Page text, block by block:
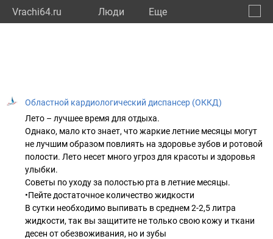
Vrachi64.ru Люди Eще
Областной кардиологический диспансер (ОККД)
Лето – лучшее время для отдыха.
Однако, мало кто знает, что жаркие летние месяцы могут
не лучшим образом повлиять на здоровье зубов и ротовой
полости. Лето несет много угроз для красоты и здоровья
улыбки.
Советы по уходу за полостью рта в летние месяцы.
•Пейте достаточное количество жидкости
В сутки необходимо выпивать в среднем 2-2,5 литра
жидкости, так вы защитите не только свою кожу и ткани
десен от обезвоживания, но и зубы